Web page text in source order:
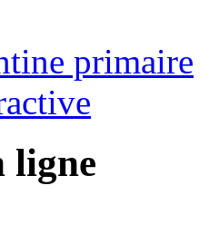
primaire
ligne